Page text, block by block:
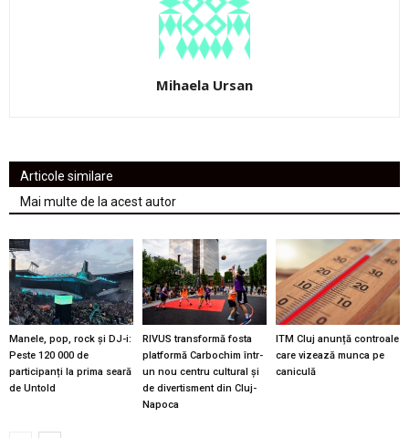
Mihaela Ursan
Articole similare
Mai multe de la acest autor
Manele, pop, rock și DJ-i:
Peste 120 000 de
participanți la prima seară
de Untold
RIVUS transformă fosta
platformă Carbochim într-
un nou centru cultural și
de divertisment din Cluj-
Napoca
ITM Cluj anunță controale
care vizează munca pe
caniculă